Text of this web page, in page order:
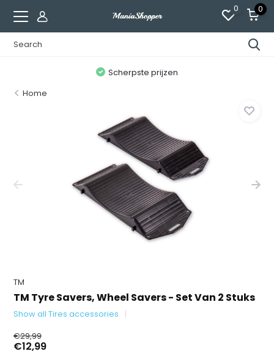
0 0
Scherpste prijzen
Home
TM
TM Tyre Savers, Wheel Savers - Set Van 2 Stuks
Show all Tires accessories
€29,99
€12,99